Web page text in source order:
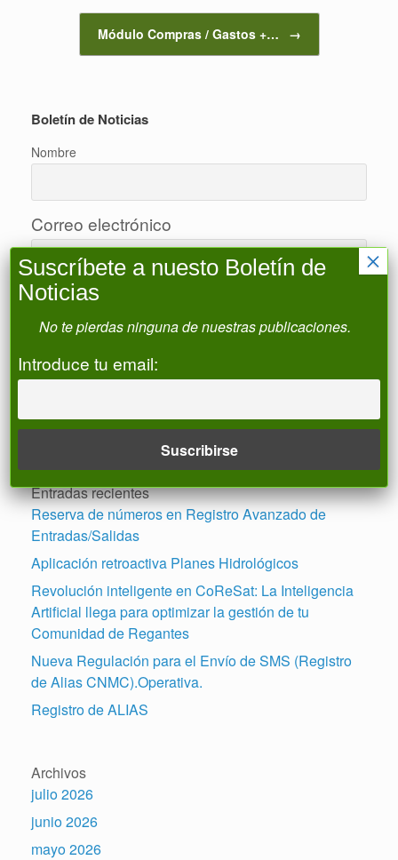
Módulo Compras / Gastos +… →
Boletín de Noticias
Nombre
Correo electrónico
Acepto la política de privacidad
Buscar
Entradas recientes
Reserva de números en Registro Avanzado de
Entradas/Salidas
Aplicación retroactiva Planes Hidrológicos
Revolución inteligente en CoReSat: La Inteligencia
Artificial llega para optimizar la gestión de tu
Comunidad de Regantes
Nueva Regulación para el Envío de SMS (Registro
de Alias CNMC).Operativa.
Registro de ALIAS
Archivos
julio 2026
junio 2026
mayo 2026
Suscríbete a nuesto Boletín de
Noticias
No te pierdas ninguna de nuestras publicaciones.
Introduce tu email:
×